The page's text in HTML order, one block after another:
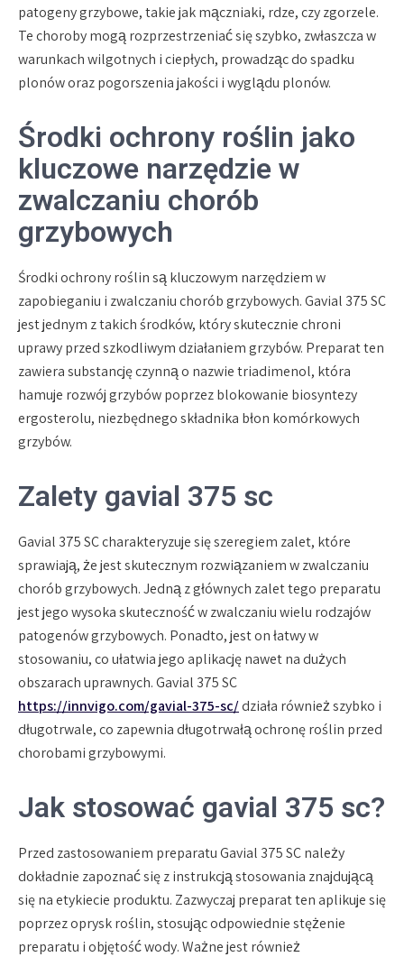
patogeny grzybowe, takie jak mączniaki, rdze, czy zgorzele.
Te choroby mogą rozprzestrzeniać się szybko, zwłaszcza w
warunkach wilgotnych i ciepłych, prowadząc do spadku
plonów oraz pogorszenia jakości i wyglądu plonów.
Środki ochrony roślin jako
kluczowe narzędzie w
zwalczaniu chorób
grzybowych
Środki ochrony roślin są kluczowym narzędziem w
zapobieganiu i zwalczaniu chorób grzybowych. Gavial 375 SC
jest jednym z takich środków, który skutecznie chroni
uprawy przed szkodliwym działaniem grzybów. Preparat ten
zawiera substancję czynną o nazwie triadimenol, która
hamuje rozwój grzybów poprzez blokowanie biosyntezy
ergosterolu, niezbędnego składnika błon komórkowych
grzybów.
Zalety gavial 375 sc
Gavial 375 SC charakteryzuje się szeregiem zalet, które
sprawiają, że jest skutecznym rozwiązaniem w zwalczaniu
chorób grzybowych. Jedną z głównych zalet tego preparatu
jest jego wysoka skuteczność w zwalczaniu wielu rodzajów
patogenów grzybowych. Ponadto, jest on łatwy w
stosowaniu, co ułatwia jego aplikację nawet na dużych
obszarach uprawnych. Gavial 375 SC
https://innvigo.com/gavial-375-sc/działa również szybko i
długotrwale, co zapewnia długotrwałą ochronę roślin przed
chorobami grzybowymi.
Jak stosować gavial 375 sc?
Przed zastosowaniem preparatu Gavial 375 SC należy
dokładnie zapoznać się z instrukcją stosowania znajdującą
się na etykiecie produktu. Zazwyczaj preparat ten aplikuje się
poprzez oprysk roślin, stosując odpowiednie stężenie
preparatu i objętość wody. Ważne jest również